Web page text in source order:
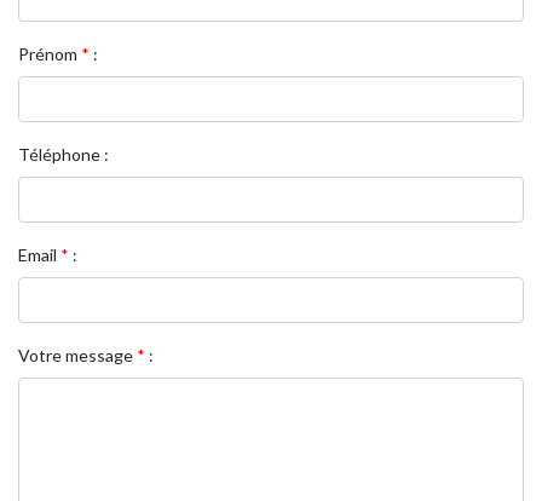
Prénom * :
Téléphone :
Email * :
Votre message * :